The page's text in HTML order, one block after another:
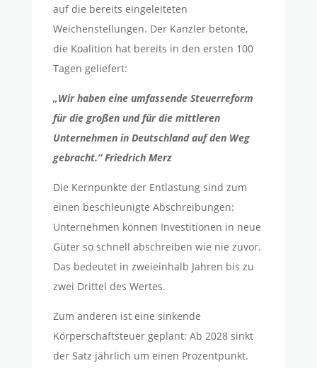
auf die bereits eingeleiteten
Weichenstellungen. Der Kanzler betonte,
die Koalition hat bereits in den ersten 100
Tagen geliefert:
„Wir haben eine umfassende Steuerreform
für die großen und für die mittleren
Unternehmen in Deutschland auf den Weg
gebracht.“ Friedrich Merz
Die Kernpunkte der Entlastung sind zum
einen beschleunigte Abschreibungen:
Unternehmen können Investitionen in neue
Güter so schnell abschreiben wie nie zuvor.
Das bedeutet in zweieinhalb Jahren bis zu
zwei Drittel des Wertes.
Zum anderen ist eine sinkende
Körperschaftsteuer geplant: Ab 2028 sinkt
der Satz jährlich um einen Prozentpunkt.